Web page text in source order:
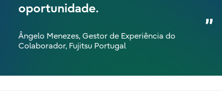
oportunidade.
Ângelo Menezes, Gestor de Experiência do
Colaborador, Fujitsu Portugal